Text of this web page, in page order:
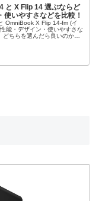
と X Flip 14 選ぶならど
いやすさなどを比較！
OmniBook X Flip 14-fm (イ
能・デザイン・使いやすさな
ちらを選んだら良いのかお